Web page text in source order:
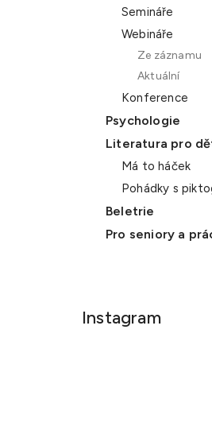
Semináře
Webináře
Ze záznamu
Aktuální
Konference
Psychologie
Literatura pro
Má to háček
Pohádky s
Beletrie
Pro seniory a
Instagram